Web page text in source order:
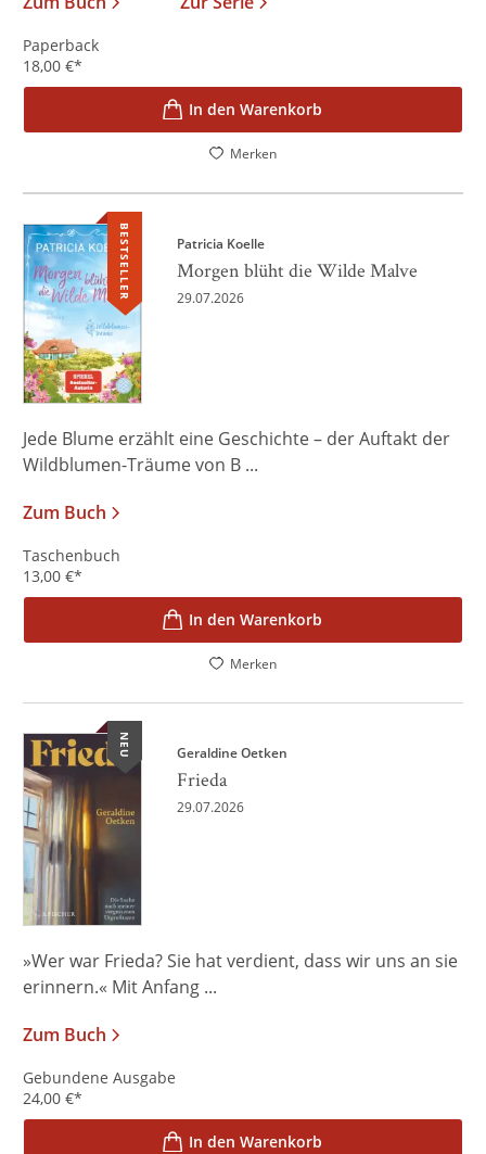
Paperback
18,00 €*
In den Warenkorb
Merken
BESTSELLER Patricia Koelle
Morgen blüht die Wilde Malve
29.07.2026
Jede Blume erzählt eine Geschichte – der Auftakt der
Wildblumen-Träume von B ...
Zum Buch
Taschenbuch
13,00 €*
In den Warenkorb
Merken
NEU Geraldine Oetken
Frieda
29.07.2026
»Wer war Frieda? Sie hat verdient, dass wir uns an sie
erinnern.« Mit Anfang ...
Zum Buch
Gebundene Ausgabe
24,00 €*
In den Warenkorb